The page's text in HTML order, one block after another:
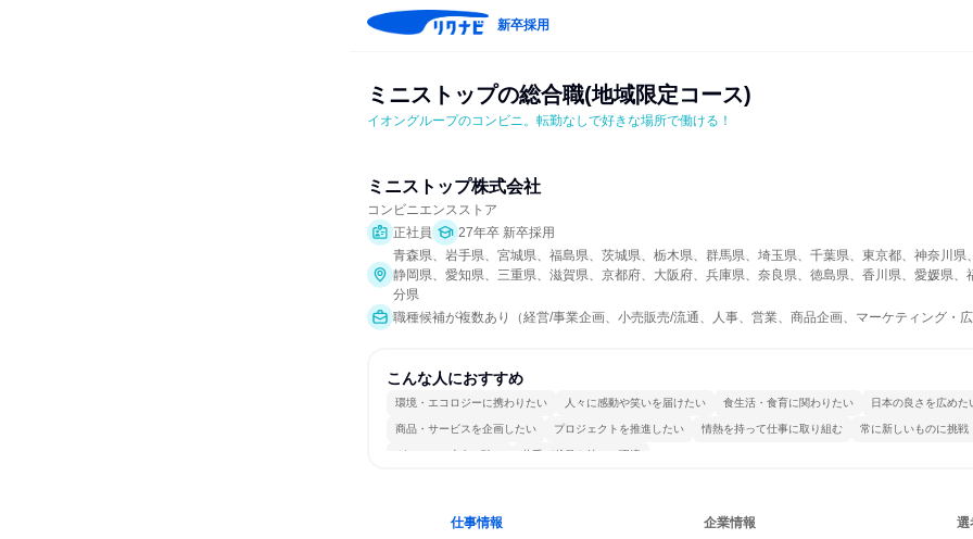
新卒採用
ミニストップの総合職(地域限定コース)
イオングループのコンビニ。転勤なしで好きな場所で働ける！
ミニストップ株式会社
コンビニエンスストア
正社員
27年卒 新卒採用
青森県、岩手県、宮城県、福島県、茨城県、栃木県、群馬県、埼玉県、千葉県、東京都、神奈川県
静岡県、愛知県、三重県、滋賀県、京都府、大阪府、兵庫県、奈良県、徳島県、香川県、愛媛県、
分県
職種候補が複数あり（経営/事業企画、小売販売/流通、人事、営業、商品企画、マーケティング・
こんな人におすすめ
環境・エコロジーに携わりたい 人々に感動や笑いを届けたい 食生活・食育に関わりたい 日本の良さを広めた
商品・サービスを企画したい プロジェクトを推進したい 情熱を持って仕事に取り組む 常に新しいものに挑戦
グローバル志向が強い 若手が裁量を持てる環境
仕事情報 企業情報 選